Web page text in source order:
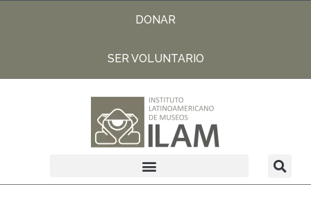
DONAR
SER VOLUNTARIO